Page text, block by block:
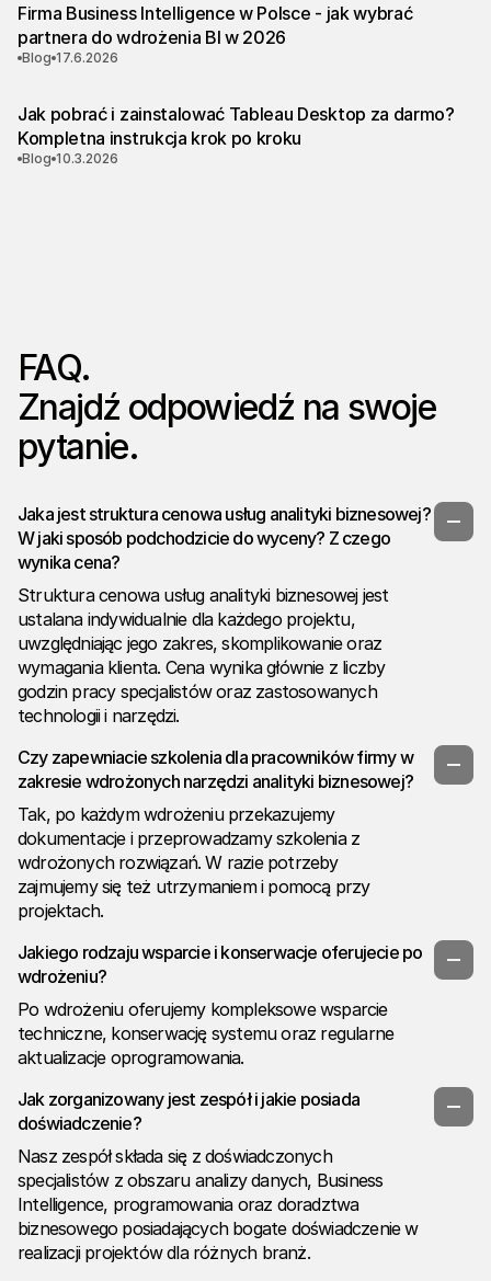
Firma Business Intelligence w Polsce - jak wybrać
partnera do wdrożenia BI w 2026
Blog 17.6.2026
Jak pobrać i zainstalować Tableau Desktop za darmo?
Kompletna instrukcja krok po kroku
Blog 10.3.2026
FAQ.
Znajdź odpowiedź na swoje
pytanie.
Jaka jest struktura cenowa usług analityki biznesowej?
W jaki sposób podchodzicie do wyceny? Z czego
wynika cena?
Struktura cenowa usług analityki biznesowej jest
ustalana indywidualnie dla każdego projektu,
uwzględniając jego zakres, skomplikowanie oraz
wymagania klienta. Cena wynika głównie z liczby
godzin pracy specjalistów oraz zastosowanych
technologii i narzędzi.
Czy zapewniacie szkolenia dla pracowników firmy w
zakresie wdrożonych narzędzi analityki biznesowej?
Tak, po każdym wdrożeniu przekazujemy
dokumentacje i przeprowadzamy szkolenia z
wdrożonych rozwiązań. W razie potrzeby
zajmujemy się też utrzymaniem i pomocą przy
projektach.
Jakiego rodzaju wsparcie i konserwacje oferujecie po
wdrożeniu?
Po wdrożeniu oferujemy kompleksowe wsparcie
techniczne, konserwację systemu oraz regularne
aktualizacje oprogramowania.
Jak zorganizowany jest zespół i jakie posiada
doświadczenie?
Nasz zespół składa się z doświadczonych
specjalistów z obszaru analizy danych, Business
Intelligence, programowania oraz doradztwa
biznesowego posiadających bogate doświadczenie w
realizacji projektów dla różnych branż.